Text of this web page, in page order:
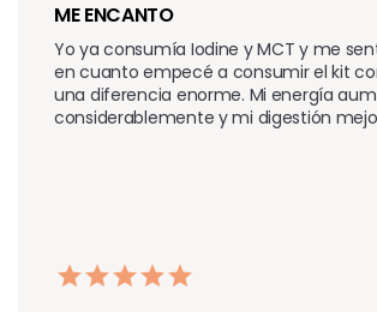
ME ENCANTO
Yo ya consumía Iodine y MCT y me
en cuanto empecé a consumir el kit
una diferencia enorme. Mi energía
considerablemente y mi digestión